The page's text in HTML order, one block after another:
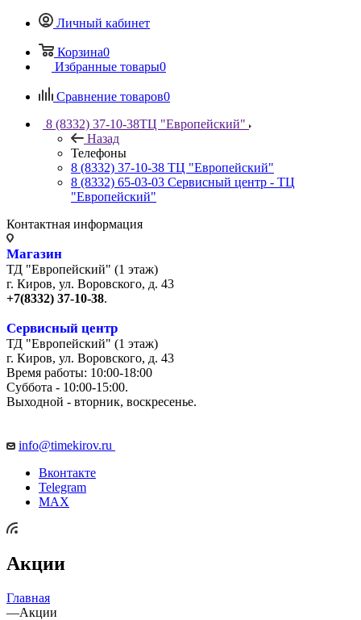
Личный кабинет
Корзина0
Избранные товары0
Сравнение товаров0
8 (8332) 37-10-38ТЦ "Европейский"
Назад
Телефоны
8 (8332) 37-10-38 ТЦ "Европейский"
8 (8332) 65-03-03 Сервисный центр - ТЦ
"Европейский"
Контактная информация
Магазин
ТД "Европейский" (1 этаж)
г. Киров, ул. Воровского, д. 43
+7(8332) 37-10-38.
Сервисный центр
ТД "Европейский" (1 этаж)
г. Киров, ул. Воровского, д. 43
Время работы: 10:00-18:00
Суббота - 10:00-15:00.
Выходной - вторник, воскресенье.
info@timekirov.ru
Вконтакте
Telegram
MAX
Акции
Главная
—Акции